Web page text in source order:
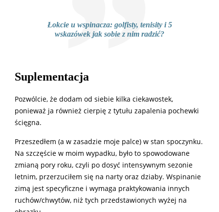
Łokcie u wspinacza: golfisty, tenisity i 5
wskazówek jak sobie z nim radzić?
Suplementacja
Pozwólcie, że dodam od siebie kilka ciekawostek,
ponieważ ja również cierpię z tytułu zapalenia pochewki
ścięgna.
Przeszedłem (a w zasadzie moje palce) w stan spoczynku.
Na szczęście w moim wypadku, było to spowodowane
zmianą pory roku, czyli po dosyć intensywnym sezonie
letnim, przerzuciłem się na narty oraz dziaby. Wspinanie
zimą jest specyficzne i wymaga praktykowania innych
ruchów/chwytów, niż tych przedstawionych wyżej na